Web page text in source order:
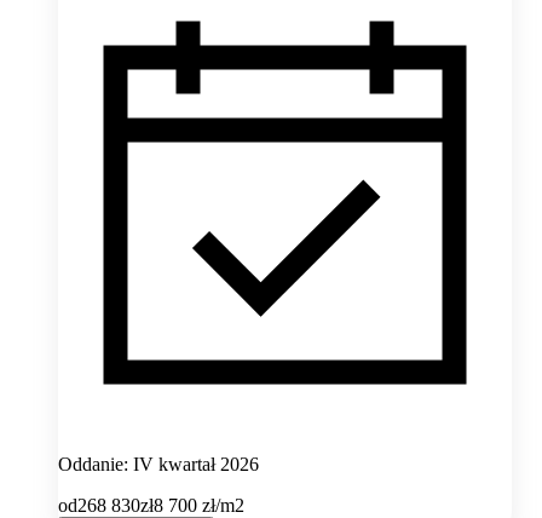
Oddanie: IV kwartał 2026
od268 830zł8 700 zł/m2